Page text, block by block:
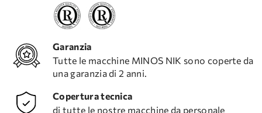
Garanzia
Tutte le macchine MINOS NIK sono coperte da
una garanzia di 2 anni.
Copertura tecnica
di tutte le nostre macchine da personale